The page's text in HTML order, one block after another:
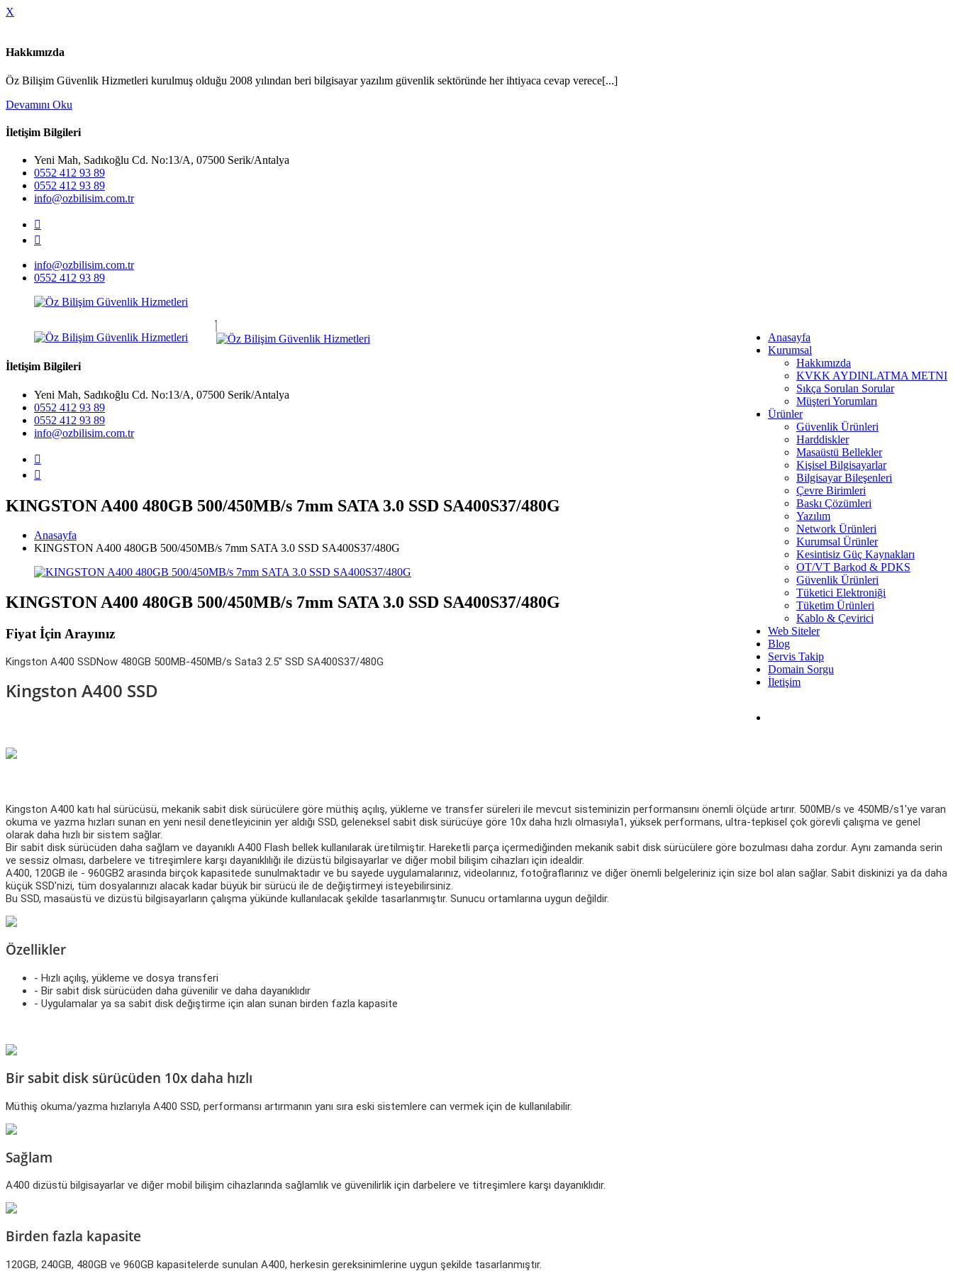
X
Hakkımızda
Öz Bilişim Güvenlik Hizmetleri kurulmuş olduğu 2008 yılından beri bilgisayar yazılım güvenlik sektöründe her ihtiyaca cevap verece[...]
Devamını Oku
İletişim Bilgileri
Yeni Mah, Sadıkoğlu Cd. No:13/A, 07500 Serik/Antalya
0552 412 93 89
0552 412 93 89
info@ozbilisim.com.tr
info@ozbilisim.com.tr
0552 412 93 89
Anasayfa
Kurumsal
Hakkımızda
KVKK AYDINLATMA METNI
Sıkça Sorulan Sorular
Müşteri Yorumları
Ürünler
Güvenlik Ürünleri
Harddiskler
Masaüstü Bellekler
Kişisel Bilgisayarlar
Bilgisayar Bileşenleri
Çevre Birimleri
Baskı Çözümleri
Yazılım
Network Ürünleri
Kurumsal Ürünler
Kesintisiz Güç Kaynakları
OT/VT Barkod & PDKS
Güvenlik Ürünleri
Tüketici Elektroniği
Tüketim Ürünleri
Kablo & Çevirici
Web Siteler
Blog
Servis Takip
Domain Sorgu
İletişim
İletişim Bilgileri
Yeni Mah, Sadıkoğlu Cd. No:13/A, 07500 Serik/Antalya
0552 412 93 89
0552 412 93 89
info@ozbilisim.com.tr
KINGSTON A400 480GB 500/450MB/s 7mm SATA 3.0 SSD SA400S37/480G
Anasayfa
KINGSTON A400 480GB 500/450MB/s 7mm SATA 3.0 SSD SA400S37/480G
KINGSTON A400 480GB 500/450MB/s 7mm SATA 3.0 SSD SA400S37/480G
Fiyat İçin Arayınız
Kingston A400 SSDNow 480GB 500MB-450MB/s Sata3 2.5" SSD SA400S37/480G
Kingston A400 SSD
Kingston A400 katı hal sürücüsü, mekanik sabit disk sürücülere göre müthiş açılış, yükleme ve transfer süreleri ile mevcut sisteminizin performansını önemli ölçüde artırır. 500MB/s ve 450MB/s1'ye varan
okuma ve yazma hızları sunan en yeni nesil denetleyicinin yer aldığı SSD, geleneksel sabit disk sürücüye göre 10x daha hızlı olmasıyla1, yüksek performans, ultra-tepkisel çok görevli çalışma ve genel
olarak daha hızlı bir sistem sağlar.
Bir sabit disk sürücüden daha sağlam ve dayanıklı A400 Flash bellek kullanılarak üretilmiştir. Hareketli parça içermediğinden mekanik sabit disk sürücülere göre bozulması daha zordur. Aynı zamanda serin
ve sessiz olması, darbelere ve titreşimlere karşı dayanıklılığı ile dizüstü bilgisayarlar ve diğer mobil bilişim cihazları için idealdir.
A400, 120GB ile - 960GB2 arasında birçok kapasitede sunulmaktadır ve bu sayede uygulamalarınız, videolarınız, fotoğraflarınız ve diğer önemli belgeleriniz için size bol alan sağlar. Sabit diskinizi ya da daha
küçük SSD'nizi, tüm dosyalarınızı alacak kadar büyük bir sürücü ile de değiştirmeyi isteyebilirsiniz.
Bu SSD, masaüstü ve dizüstü bilgisayarların çalışma yükünde kullanılacak şekilde tasarlanmıştır. Sunucu ortamlarına uygun değildir.
Özellikler
- Hızlı açılış, yükleme ve dosya transferi
- Bir sabit disk sürücüden daha güvenilir ve daha dayanıklıdır
- Uygulamalar ya sa sabit disk değiştirme için alan sunan birden fazla kapasite
Bir sabit disk sürücüden 10x daha hızlı
Müthiş okuma/yazma hızlarıyla A400 SSD, performansı artırmanın yanı sıra eski sistemlere can vermek için de kullanılabilir.
Sağlam
A400 dizüstü bilgisayarlar ve diğer mobil bilişim cihazlarında sağlamlık ve güvenilirlik için darbelere ve titreşimlere karşı dayanıklıdır.
Birden fazla kapasite
120GB, 240GB, 480GB ve 960GB kapasitelerde sunulan A400, herkesin gereksinimlerine uygun şekilde tasarlanmıştır.